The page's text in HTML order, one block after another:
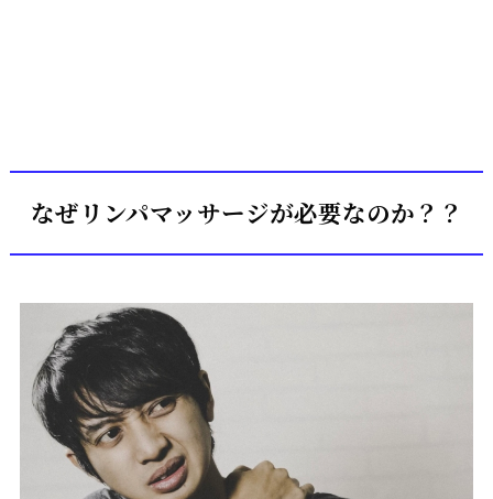
なぜリンパマッサージが必要なのか？？